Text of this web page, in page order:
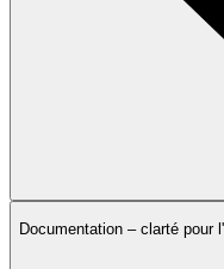
Nous prenons également
incluant la paramétrisation,
Documentation – clarté pour